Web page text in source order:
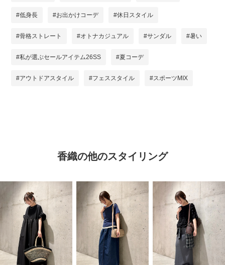
#低身長 #お出かけコーデ #休日スタイル
#骨格ストレート #オトナカジュアル #サンダル #暑い
#私が選ぶセールアイテム26SS #夏コーデ
#アウトドアスタイル #フェススタイル #スポーツMIX
香織の他のスタイリング